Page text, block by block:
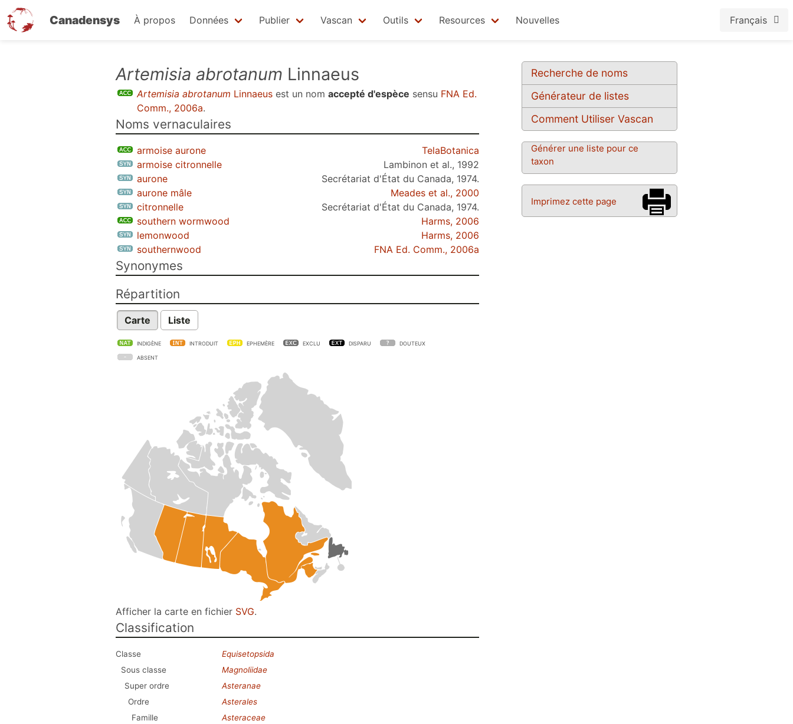
Canadensys À propos Données Publier Vascan Outils Resources Nouvelles Français
Recherche de noms
Générateur de listes
Comment Utiliser Vascan
Générer une liste pour ce
taxon
Imprimez cette page
Artemisia abrotanum Linnaeus
Artemisia abrotanum Linnaeus est un nom accepté d'espèce sensu FNA Ed.
Comm., 2006a.
Noms vernaculaires
armoise aurone
TelaBotanica
armoise citronnelle
Lambinon et al., 1992
aurone
Secrétariat d'État du Canada, 1974.
aurone mâle
Meades et al., 2000
citronnelle
Secrétariat d'État du Canada, 1974.
southern wormwood
Harms, 2006
lemonwood
Harms, 2006
southernwood
FNA Ed. Comm., 2006a
Synonymes
Répartition
Carte Liste
INDIGÈNE INTRODUIT EPHEMÈRE EXCLU DISPARU DOUTEUX
ABSENT
Afficher la carte en fichier SVG.
Classification
Classe
Equisetopsida
Sous classe
Magnoliidae
Super ordre
Asteranae
Ordre
Asterales
Famille
Asteraceae